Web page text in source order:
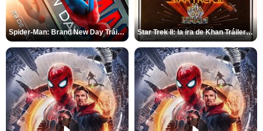
Spider-Man: Brand New Day Tráiler (3) Star Trek II: la ira de Khan Tráiler VO